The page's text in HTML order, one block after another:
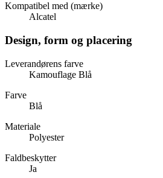
Kompatibel med (mærke)
Alcatel
Design, form og placering
Leverandørens farve
Kamouflage Blå
Farve
Blå
Materiale
Polyester
Faldbeskytter
Ja